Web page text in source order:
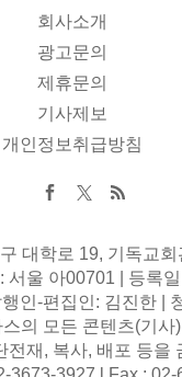
회사소개
광고문의
제휴문의
기사제보
개인정보취급방침
대학로 19, 기독교회
울 아00701 | 등록일
인-편집인: 김진한 |
의 모든 콘텐츠(기사
전재, 복사, 배포 등을